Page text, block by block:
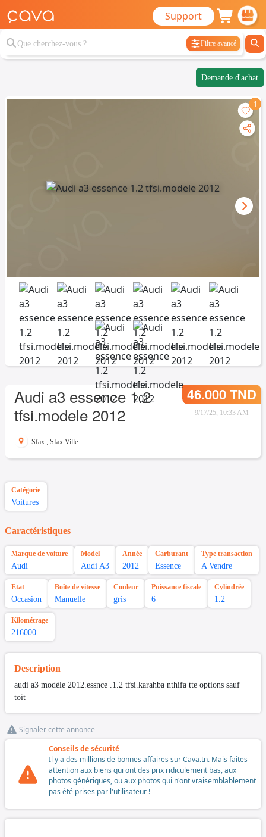
Support
Filtre avancé
Demande d'achat
1
Audi a3 essence 1.2
tfsi.modele 2012
46.000 TND
9/17/25, 10:33 AM
Sfax , Sfax Ville
Catégorie
Voitures
Caractéristiques
Marque de voiture
Audi
Model
Audi A3
Année
2012
Carburant
Essence
Type transaction
A Vendre
Etat
Occasion
Boîte de vitesse
Manuelle
Couleur
gris
Puissance fiscale
6
Cylindrée
1.2
Kilométrage
216000
Description
audi a3 modèle 2012.essnce .1.2 tfsi.karahba nthifa tte options sauf
toit
Signaler cette annonce
Conseils de sécurité
Il y a des millions de bonnes affaires sur Cava.tn. Mais faites
attention aux biens qui ont des prix ridiculement bas, aux
photos génériques, ou aux photos qui n'ont vraisemblablement
pas été prises par l'utilisateur !